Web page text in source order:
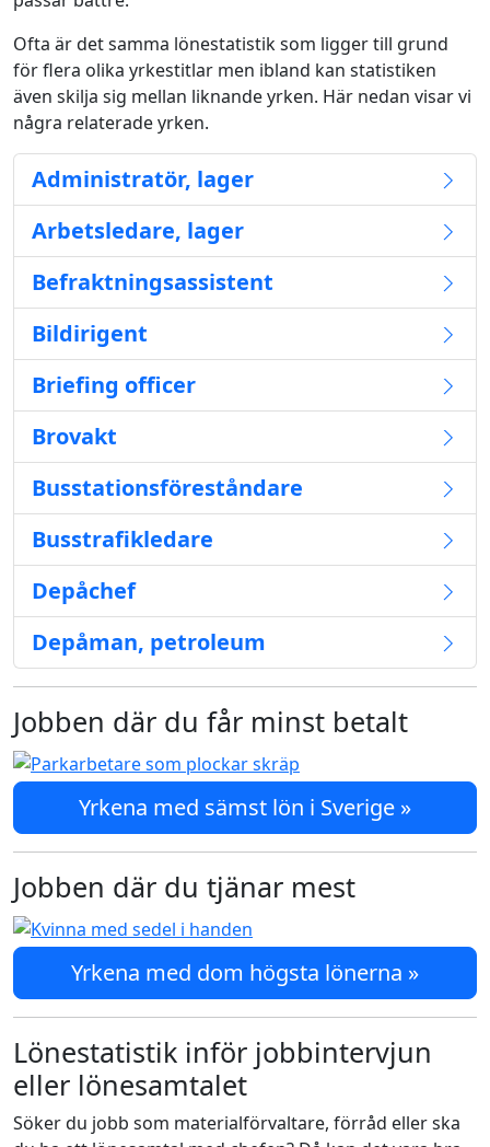
Ofta är det samma lönestatistik som ligger till grund
för flera olika yrkestitlar men ibland kan statistiken
även skilja sig mellan liknande yrken. Här nedan visar vi
några relaterade yrken.
Administratör, lager
Arbetsledare, lager
Befraktningsassistent
Bildirigent
Briefing officer
Brovakt
Busstationsföreståndare
Busstrafikledare
Depåchef
Depåman, petroleum
Jobben där du får minst betalt
Yrkena med sämst lön i Sverige »
Jobben där du tjänar mest
Yrkena med dom högsta lönerna »
Lönestatistik inför jobbintervjun
eller lönesamtalet
Söker du jobb som materialförvaltare, förråd eller ska